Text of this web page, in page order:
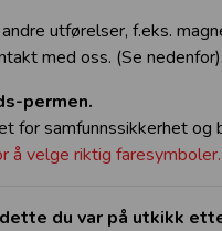
utførelser, f.eks.
med oss. (Se nedenfor).
permen.
for samfunnssikkerhet og
å velge riktig faresymboler.
du var på utkikk